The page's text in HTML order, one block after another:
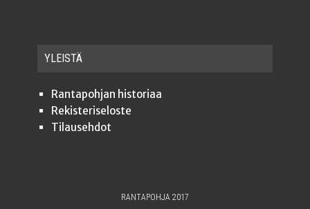
YLEISTÄ
Ran­ta­poh­jan historiaa
Rekis­te­ri­se­los­te
Tilauseh­dot
RANTAPOHJA 2017